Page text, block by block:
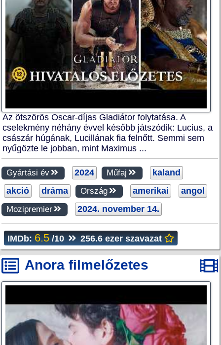
Az ötszörös Oscar-díjas Gladiátor folytatása. A
cselekmény néhány évvel később játszódik: Lucius, a
császár húgának, Lucillának fia felnőtt. Semmi sem
nyűgözte le jobban, mint Maximus ...
Gyártási év 2024 Műfaj
kaland
akció
dráma Ország amerikai angol
Mozipremier 2024. november 14.
IMDb: 6.5 /10 256.6 ezer szavazat
Anora filmelőzetes